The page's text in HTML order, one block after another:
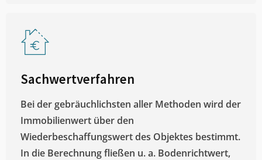
Sachwertverfahren
Bei der gebräuchlichsten aller Methoden wird der
Immobilienwert über den
Wiederbeschaffungswert des Objektes bestimmt.
In die Berechnung fließen u. a. Bodenrichtwert,